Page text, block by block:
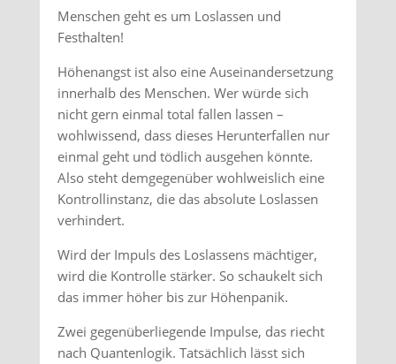
Menschen geht es um Loslassen und
Festhalten!
Höhenangst ist also eine Auseinandersetzung
innerhalb des Menschen. Wer würde sich
nicht gern einmal total fallen lassen –
wohlwissend, dass dieses Herunterfallen nur
einmal geht und tödlich ausgehen könnte.
Also steht demgegenüber wohlweislich eine
Kontrollinstanz, die das absolute Loslassen
verhindert.
Wird der Impuls des Loslassens mächtiger,
wird die Kontrolle stärker. So schaukelt sich
das immer höher bis zur Höhenpanik.
Zwei gegenüberliegende Impulse, das riecht
nach Quantenlogik. Tatsächlich lässt sich